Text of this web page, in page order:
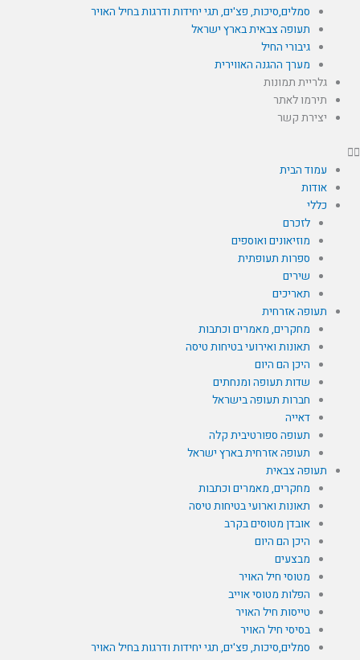
סמלים,סיכות, פצ'ים, תגי יחידות ודרגות בחיל האויר
תעופה צבאית בארץ ישראל
גיבורי החיל
מערך ההגנה האווירית
גלריית תמונות
תירמו לאתר
יצירת קשר
עמוד הבית
אודות
כללי
לזכרם
מוזיאונים ואוספים
ספרות תעופתית
שירים
תאריכים
תעופה אזרחית
מחקרים, מאמרים וכתבות
תאונות ואירועי בטיחות טיסה
היכן הם היום
שדות תעופה ומנחתים
חברות תעופה בישראל
דאייה
תעופה ספורטיבית קלה
תעופה אזרחית בארץ ישראל
תעופה צבאית
מחקרים, מאמרים וכתבות
תאונות וארועי בטיחות טיסה
אובדן מטוסים בקרב
היכן הם היום
מבצעים
מטוסי חיל האויר
הפלות מטוסי אוייב
טייסות חיל האויר
בסיסי חיל האויר
סמלים,סיכות, פצ'ים, תגי יחידות ודרגות בחיל האויר